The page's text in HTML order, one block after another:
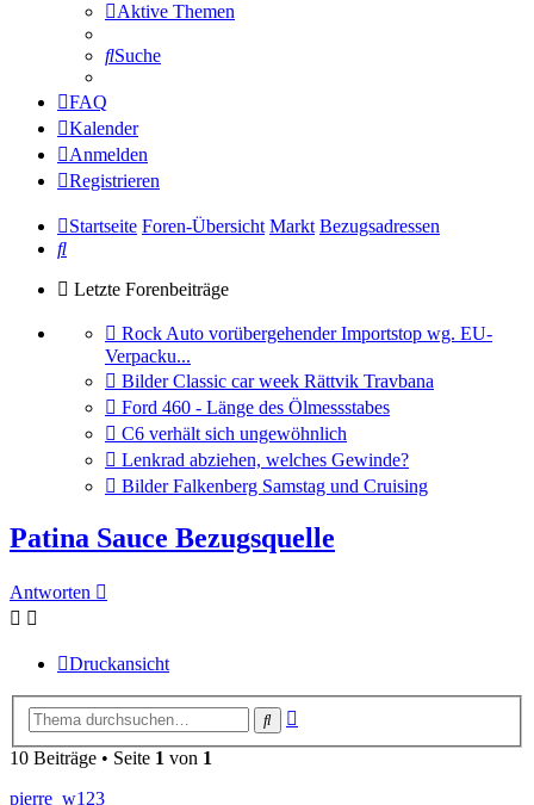
Aktive Themen
Suche
FAQ
Kalender
Anmelden
Registrieren
Startseite Foren-Übersicht Markt Bezugsadressen
Suche
Letzte Forenbeiträge
Gehe
zum
letzten
Beitrag
Rock Auto vorübergehender Importstop wg. EU-
Verpacku...
Gehe
zum
letzten
Beitrag
Bilder Classic car week Rättvik Travbana
Gehe
zum
letzten
Beitrag
Ford 460 - Länge des Ölmessstabes
Gehe
zum
letzten
Beitrag
C6 verhält sich ungewöhnlich
Gehe
zum
letzten
Lenkrad abziehen, welches Gewinde?
Gehe
Beitrag
Bilder Falkenberg Samstag und Cruising
Patina Sauce Bezugsquelle
Antworten
Druckansicht
Suche
10 Beiträge • Seite 1 von 1
pierre_w123